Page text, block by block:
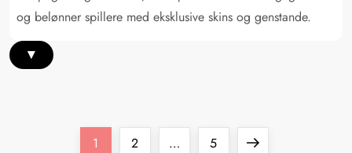
og belønner spillere med eksklusive skins og genstande.
▾
Page
1 Page
2 … Page
5
Next